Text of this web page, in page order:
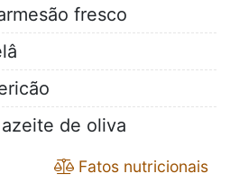
fresco
de oliva
Fatos nutricionais